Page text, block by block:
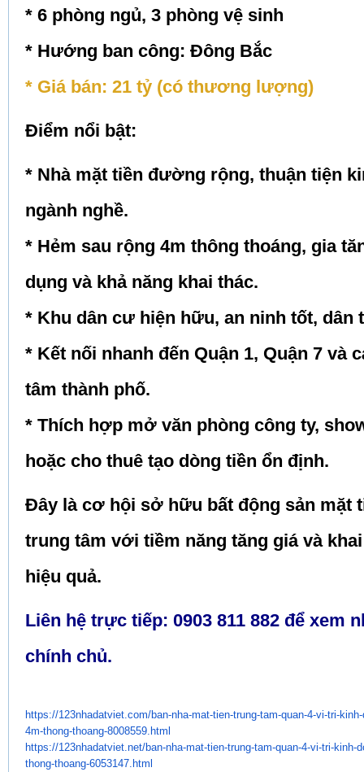
* 6 phòng ngủ, 3 phòng vệ sinh
* Hướng ban công: Đông Bắc
* Giá bán: 21 tỷ (có thương lượng)
Điểm nổi bật:
* Nhà mặt tiền đường rộng, thuận tiện
ngành nghề.
* Hẻm sau rộng 4m thông thoáng, gia
dụng và khả năng khai thác.
* Khu dân cư hiện hữu, an ninh tốt, dân
* Kết nối nhanh đến Quận 1, Quận 7 và
tâm thành phố.
* Thích hợp mở văn phòng công ty,
hoặc cho thuê tạo dòng tiền ổn định.
Đây là cơ hội sở hữu bất động sản mặt
trung tâm với tiềm năng tăng giá và
hiệu quả.
Liên hệ trực tiếp: 0903 811 882 để xem
chính chủ.
https://123nhadatviet.com/ban-nha-mat-tien-trung-tam-quan-4-vi-tri-
4m-thong-thoang-8008559.html
https://123nhadatviet.net/ban-nha-mat-tien-trung-tam-quan-4-vi-tri-kinh-
thong-thoang-6053147.html